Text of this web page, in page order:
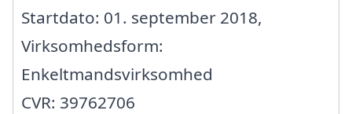
Startdato: 01. september 2018,
Virksomhedsform:
Enkeltmandsvirksomhed
CVR: 39762706